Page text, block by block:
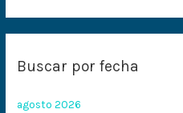
Buscar por fecha
agosto 2026